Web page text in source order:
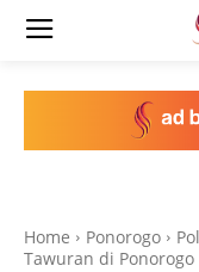
Home Ponorogo
Tawuran di Ponorogo